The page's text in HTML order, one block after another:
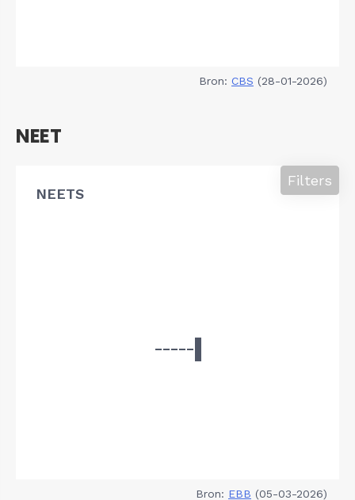
Bron: CBS (28-01-2026)
NEET
NEETS
Filters
Bron: EBB (05-03-2026)